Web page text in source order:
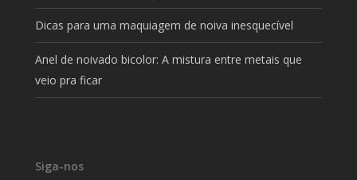
Dicas para uma maquiagem de noiva inesquecível
Anel de noivado bicolor: A mistura entre metais que
veio pra ficar
Siga-nos